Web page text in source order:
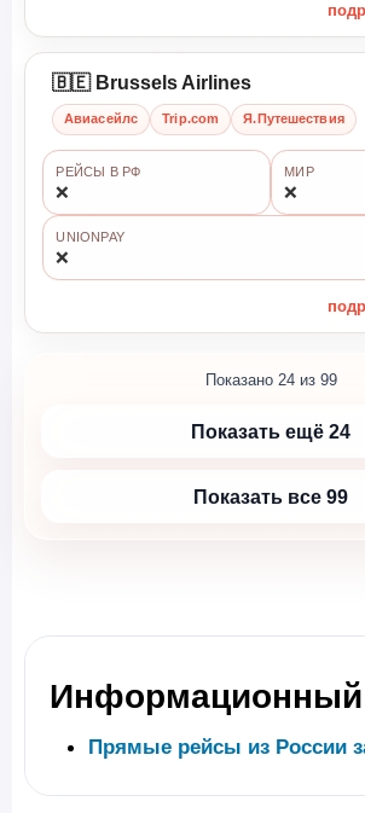
🇧🇪 Brussels Airlines
Авиасейлс Trip.com Я.Путешествия
РЕЙСЫ В РФ
❌
МИР
❌
UNIONPAY
❌
Показано 24 из 99
Показать ещё 24
Показать все 99
Информационный
Прямые рейсы из России